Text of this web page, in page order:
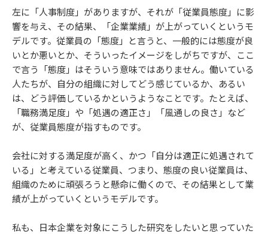
左に「人事制度」がありますが、それが「従業員態度」に影
響を与え、その結果、「企業業績」が上がっていくというモ
デルです。従業員の「態度」と言うと、一般的には態度が良
いとか悪いとか、そういったイメージをしがちですが、ここ
で言う「態度」はそういう意味ではありません。働いている
人たちが、自分の組織に対してどう感じているか、あるい
は、どう評価しているかというようなことです。たとえば、
「職務満足度」や「処遇の適正さ」「風通しの良さ」など
が、従業員態度が指すものです。
会社に対する満足度が高く、かつ「自分は適正に処遇されて
いる」と考えている従業員、つまり、態度の良い従業員は、
組織のために頑張ろうと懸命に働くので、その結果として業
績が上がっていくというモデルです。
私も、日本企業を対象にこうした研究をしたいと思っていた